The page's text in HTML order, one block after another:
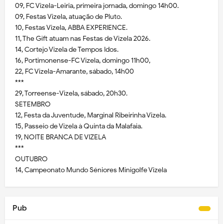
09, FC Vizela-Leiria, primeira jornada, domingo 14h00.
09, Festas Vizela, atuação de Pluto.
10, Festas Vizela, ABBA EXPERIENCE.
11, The Gift atuam nas Festas de Vizela 2026.
14, Cortejo Vizela de Tempos Idos.
16, Portimonense-FC Vizela, domingo 11h00,
22, FC Vizela-Amarante, sábado, 14h00
***
29, Torreense-Vizela, sábado, 20h30.
SETEMBRO
12, Festa da Juventude, Marginal Ribeirinha Vizela.
15, Passeio de Vizela à Quinta da Malafaia.
19, NOITE BRANCA DE VIZELA
***
OUTUBRO
14, Campeonato Mundo Séniores Minigolfe Vizela
Pub